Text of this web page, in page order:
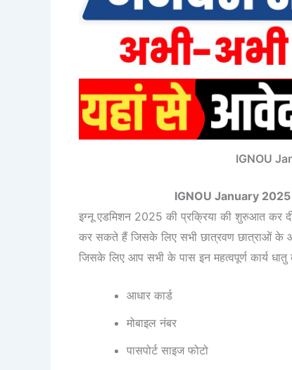
IGNOU
IGNOU January
इग्नू एडमिशन 2025 की प्रक्रिया की शुरुआत कर
कर सकते हैं जिसके लिए सभी छात्रवण छात्राओं के
जिसके लिए आप सभी के पास इन महत्वपूर्ण कार्य
आधार कार्ड
मोबाइल नंबर
पासपोर्ट साइज फोटो